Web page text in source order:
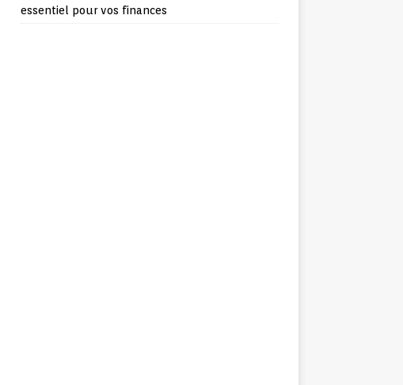
essentiel pour vos finances